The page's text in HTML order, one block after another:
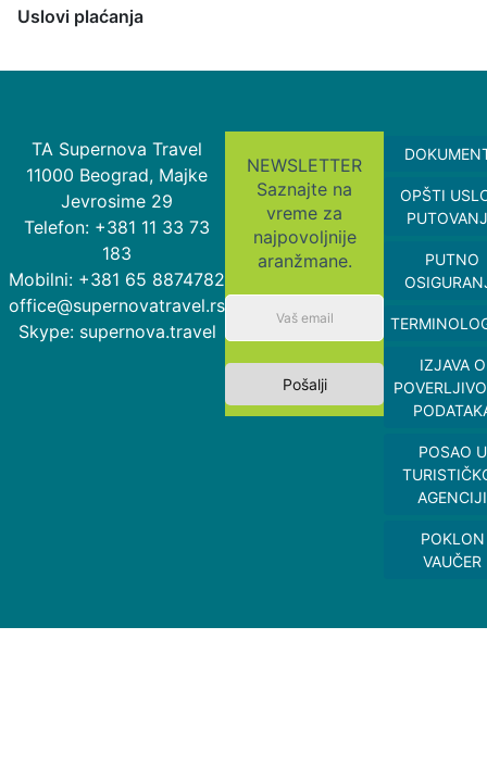
Uslovi plaćanja
TA Supernova Travel
11000 Beograd, Majke
Jevrosime 29
Telefon: +381 11 33 73
183
Mobilni: +381 65 8874782
office@supernovatravel.rs
Skype: supernova.travel
NEWSLETTER
Saznajte na
vreme za
najpovoljnije
aranžmane.
Pošalji
OPŠTI
PUTNO
IZJAVA O
POSAO U
AGENCIJI
POKLON
VAUČER